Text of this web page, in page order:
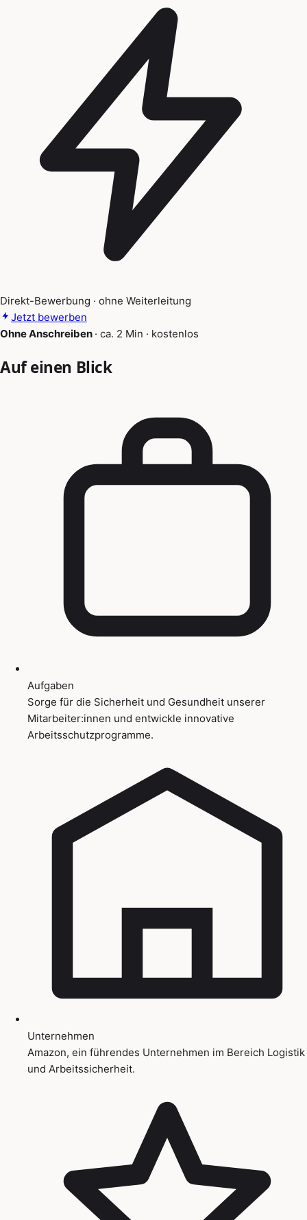
Direkt-Bewerbung · ohne Weiterleitung
Jetzt bewerben
Ohne Anschreiben · ca. 2 Min · kostenlos
Auf einen Blick
Aufgaben
Sorge für die Sicherheit und Gesundheit unserer
Mitarbeiter:innen und entwickle innovative
Arbeitsschutzprogramme.
Unternehmen
Amazon, ein führendes Unternehmen im Bereich Logistik
und Arbeitssicherheit.